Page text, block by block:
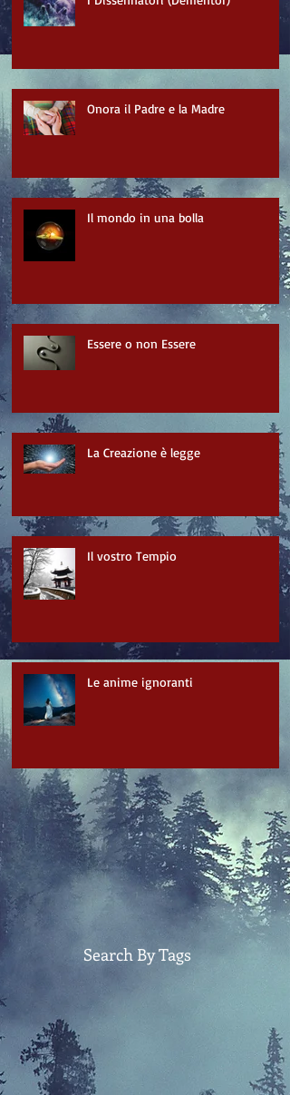
Onora il Padre e la Madre
Il mondo in una bolla
Essere o non Essere
La Creazione è legge
Il vostro Tempio
Le anime ignoranti
Search By Tags